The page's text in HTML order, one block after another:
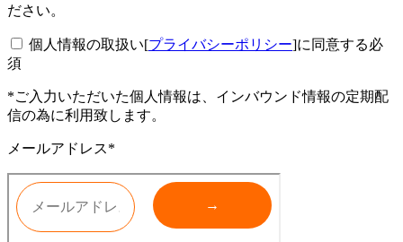
ださい。
個人情報の取扱い[プライバシーポリシー]に同意する必
須
*ご入力いただいた個人情報は、インバウンド情報の定期配
信の為に利用致します。
メールアドレス*